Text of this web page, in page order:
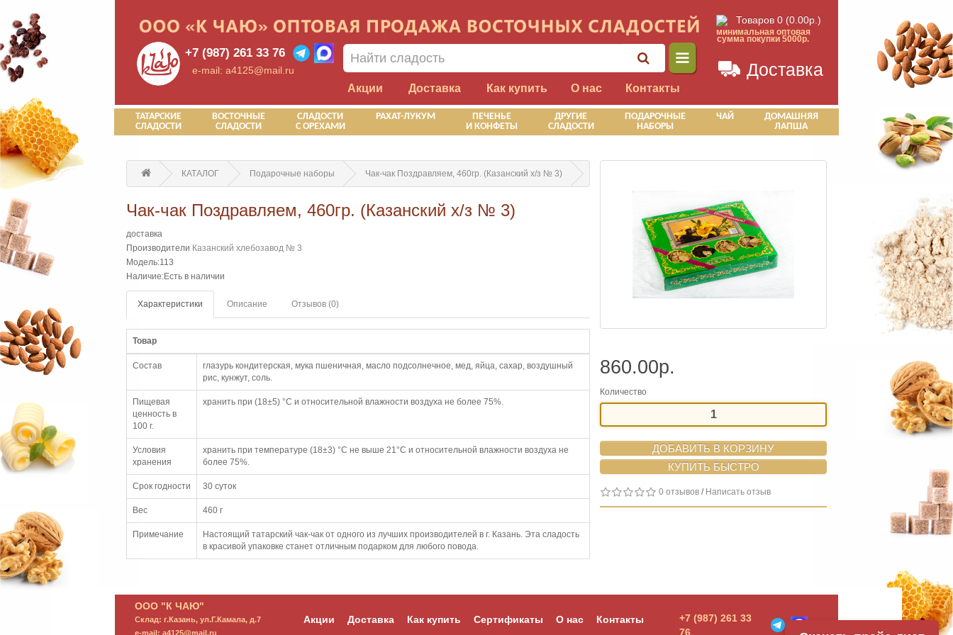
Товаров 0 (0.00р.)
минимальная оптовая
сумма покупки 5000р.
+7 (987) 261 33 76
e-mail: a4125@mail.ru
Акции Доставка Как купить О нас Контакты
Доставка
ТАТАРСКИЕ
СЛАДОСТИ
ВОСТОЧНЫЕ
СЛАДОСТИ
СЛАДОСТИ
С ОРЕХАМИ
РАХАТ-ЛУКУМ
ПЕЧЕНЬЕ
И КОНФЕТЫ
ДРУГИЕ
СЛАДОСТИ
ПОДАРОЧНЫЕ
НАБОРЫ
ЧАЙ
ДОМАШНЯЯ
ЛАПША
КАТАЛОГ Подарочные наборы Чак-чак Поздравляем, 460гр. (Казанский х/з № 3)
Чак-чак Поздравляем, 460гр. (Казанский х/з № 3)
доставка
Производители Казанский хлебозавод № 3
Модель:113
Наличие:Есть в наличии
Характеристики Описание Отзывов (0)
Товар
Состав
глазурь кондитерская, мука пшеничная, масло подсолнечное, мед, яйца, сахар, воздушный
рис, кунжут, соль.
Пищевая
ценность в
100 г.
хранить при (18±5) °С и относительной влажности воздуха не более 75%.
Условия
хранения
хранить при температуре (18±3) °С не выше 21°С и относительной влажности воздуха не
более 75%.
Срок годности 30 суток
Вес 460 г
Примечание
Настоящий татарский чак-чак от одного из лучших производителей в г. Казань. Эта сладость
в красивой упаковке станет отличным подарком для любого повода.
860.00р.
Количество
ДОБАВИТЬ В КОРЗИНУ
0 отзывов / Написать отзыв
ООО "К ЧАЮ"
Склад: г.Казань, ул.Г.Камала, д.7
e-mail: a4125@mail.ru
Акции Доставка Как купить Сертификаты О нас Контакты
+7 (987) 261 33
76